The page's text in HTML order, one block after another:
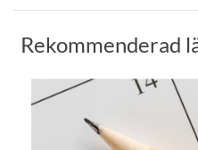
Rekommenderad